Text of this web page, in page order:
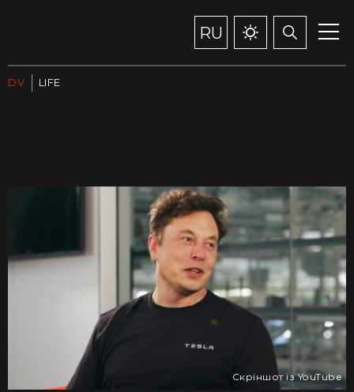
RU
DV LIFE
Скріншот із YouTube